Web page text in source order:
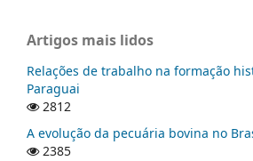
Artigos mais lidos
Relações de trabalho na formação
Paraguai
2812
A evolução da pecuária bovina no
2385